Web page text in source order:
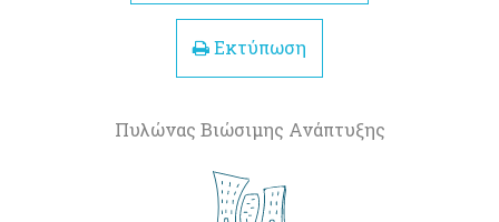
Εκτύπωση
Πυλώνας Βιώσιμης Ανάπτυξης